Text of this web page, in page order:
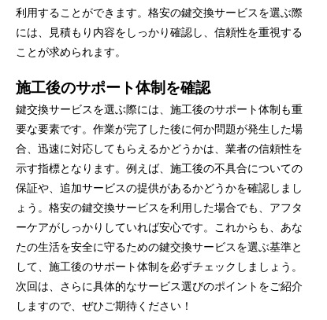
利用することができます。格安の鍵交換サービスを選ぶ際
には、見積もり内容をしっかり確認し、信頼性を重視する
ことが求められます。
施工後のサポート体制を確認
鍵交換サービスを選ぶ際には、施工後のサポート体制も重
要な要素です。作業が完了した後に何か問題が発生した場
合、迅速に対応してもらえるかどうかは、業者の信頼性を
示す指標となります。例えば、施工後の不具合についての
保証や、追加サービスの提供があるかどうかを確認しまし
ょう。格安の鍵交換サービスを利用した場合でも、アフタ
ーケアがしっかりしていれば安心です。これからも、あな
たの生活を安全に守るための鍵交換サービスを選ぶ基準と
して、施工後のサポート体制を必ずチェックしましょう。
次回は、さらに具体的なサービス選びのポイントをご紹介
しますので、ぜひご期待ください！